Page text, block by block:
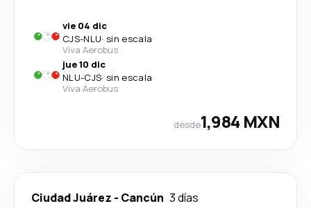
vie 04 dic
CJS-NLU· sin escala
Viva Aerobus
jue 10 dic
NLU-CJS· sin escala
Viva Aerobus
desde1,984 MXN
Ciudad Juárez - Cancún 3 días